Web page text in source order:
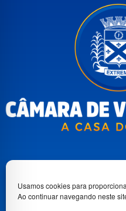
Usamos cookies para
Ao continuar navegando neste